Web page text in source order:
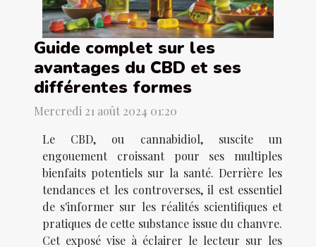
Guide complet sur les
avantages du CBD et ses
différentes formes
Mercredi 21 août 2024 01:20
Le CBD, ou cannabidiol, suscite un
engouement croissant pour ses multiples
bienfaits potentiels sur la santé. Derrière les
tendances et les controverses, il est essentiel
de s'informer sur les réalités scientifiques et
pratiques de cette substance issue du chanvre.
Cet exposé vise à éclairer le lecteur sur les